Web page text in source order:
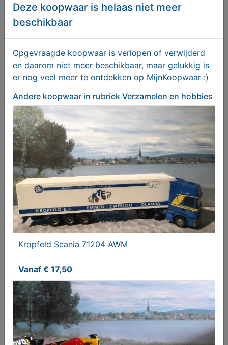
PORSELEINEN BEELDJE MEEUWEN
€ 55,00
Laat je niet haasten of bang maken!
Aangeboden
Deze koopwaar is helaas niet meer
beschikbaar
Opgevraagde koopwaar is verlopen of verwijderd
en daarom niet meer beschikbaar, maar gelukkig is
er nog veel meer te ontdekken op MijnKoopwaar :)
Andere koopwaar in rubriek Verzamelen en hobbies
Kropfeld Scania 71204 AWM
Vanaf € 17,50